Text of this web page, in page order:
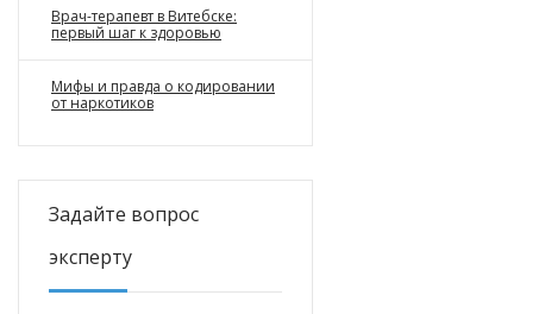
Врач-терапевт в Витебске:
первый шаг к здоровью
Мифы и правда о кодировании
от наркотиков
Задайте вопрос
эксперту